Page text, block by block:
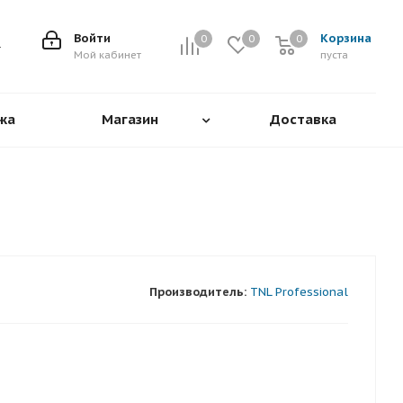
0 0 Корзина
0
пуста
0
Войти
Мой кабинет
Магазин Доставка
Производитель: TNL Professional